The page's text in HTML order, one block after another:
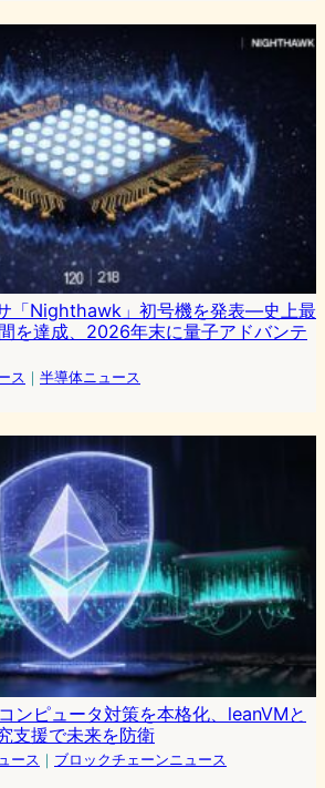
「Nighthawk」初号機を発表—史上最
を達成、2026年末に量子アドバンテ
ス ｜ 半導体ニュース
ンピュータ対策を本格化、leanVMと
支援で未来を防衛
ース ｜ ブロックチェーンニュース